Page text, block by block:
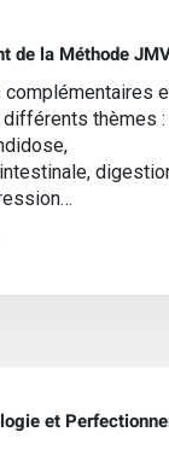
de la Méthode
complémentaires
thèmes :
intestinale,
et